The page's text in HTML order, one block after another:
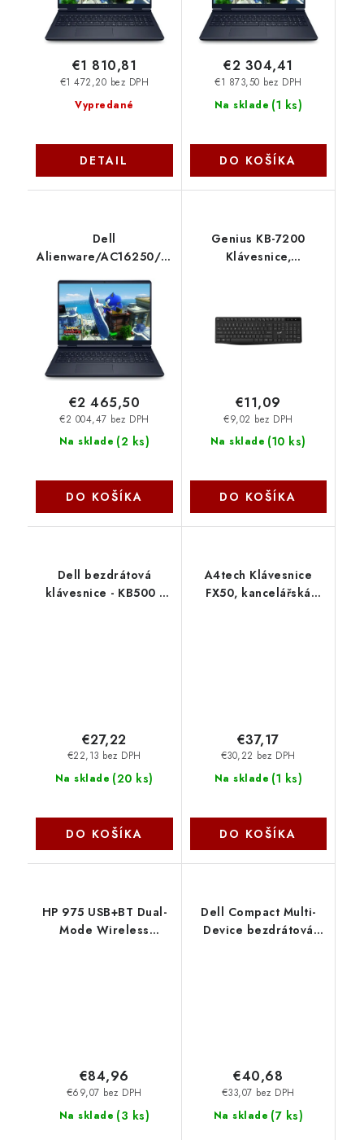
Vypredané
€1 472,20 bez DPH
€1 810,81
DETAIL
Na sklade (1 ks)
€1 873,50 bez DPH
€2 304,41
DO KOŠÍKA
Dell
Alienware/AC16250/7-
5050/W11P/Blue/3R
On-Site
AC16250_RPLH-R_008
Na sklade (2 ks)
€2 004,47 bez DPH
€2 465,50
DO KOŠÍKA
Genius KB-7200
Klávesnice,
klávesa, černá
31320002409
Na sklade (10 ks)
€9,02 bez DPH
€11,09
DO KOŠÍKA
Dell bezdrátová
klávesnice - KB500 -
Na sklade (20 ks)
€22,13 bez DPH
€27,22
DO KOŠÍKA
A4tech Klávesnice
FX50, kancelářská
Na sklade (1 ks)
€30,22 bez DPH
€37,17
DO KOŠÍKA
HP 975 USB+BT Dual-
Mode Wireless
Na sklade (3 ks)
€69,07 bez DPH
€84,96
Dell Compact Multi-
Device bezdrátová
Na sklade (7 ks)
€33,07 bez DPH
€40,68